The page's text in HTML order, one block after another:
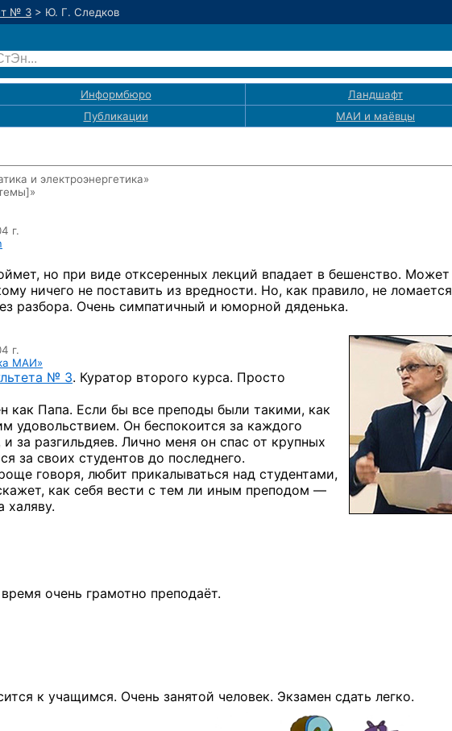
№ 3 > Ю. Г. Следков
Информбюро
Ландшафт
Публикации МАИ и маёвцы
и электроэнергетика»
»
г.
но при виде отксеренных лекций впадает в бешенство. Может
ничего не поставить из вредности. Но, как правило, не ломается
разбора. Очень симпатичный и юморной дяденька.
г.
МАИ»
№ 3. Куратор второго курса. Просто
как Папа. Если бы все преподы были такими, как
удовольствием. Он беспокоится за каждого
и за разгильдяев. Лично меня он спас от крупных
за своих студентов до последнего.
говоря, любит прикалываться над студентами,
как себя вести с тем ли иным преподом —
халяву.
очень грамотно преподаёт.
к учащимся. Очень занятой человек. Экзамен сдать легко.